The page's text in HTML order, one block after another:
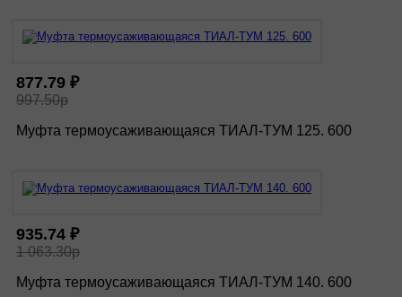
877.79 ₽
997.50р
Муфта термоусаживающаяся ТИАЛ-ТУМ 125. 600
935.74 ₽
1 063.30р
Муфта термоусаживающаяся ТИАЛ-ТУМ 140. 600